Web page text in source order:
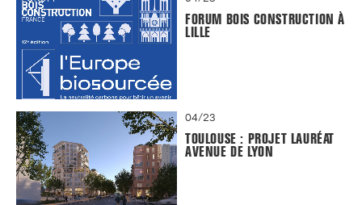
FORUM BOIS CONSTRUCTION À
LILLE
04/23
TOULOUSE : PROJET LAURÉAT
AVENUE DE LYON